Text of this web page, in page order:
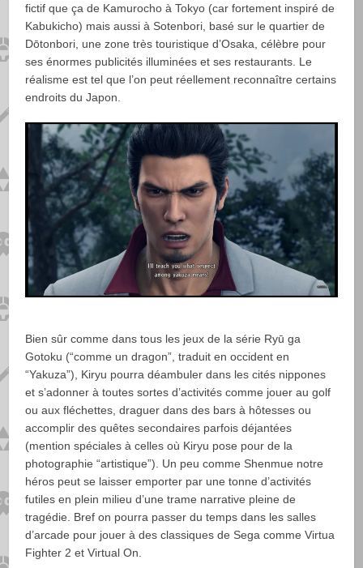
fictif que ça de Kamurocho à Tokyo (car fortement inspiré de
Kabukicho) mais aussi à Sotenbori, basé sur le quartier de
Dōtonbori, une zone très touristique d’Osaka, célèbre pour
ses énormes publicités illuminées et ses restaurants. Le
réalisme est tel que l’on peut réellement reconnaître certains
endroits du Japon.
Bien sûr comme dans tous les jeux de la série Ryū ga
Gotoku (“comme un dragon”, traduit en occident en
“Yakuza”), Kiryu pourra déambuler dans les cités nippones
et s’adonner à toutes sortes d’activités comme jouer au golf
ou aux fléchettes, draguer dans des bars à hôtesses ou
accomplir des quêtes secondaires parfois déjantées
(mention spéciales à celles où Kiryu pose pour de la
photographie “artistique”). Un peu comme Shenmue notre
héros peut se laisser emporter par une tonne d’activités
futiles en plein milieu d’une trame narrative pleine de
tragédie. Bref on pourra passer du temps dans les salles
d’arcade pour jouer à des classiques de Sega comme Virtua
Fighter 2 et Virtual On.